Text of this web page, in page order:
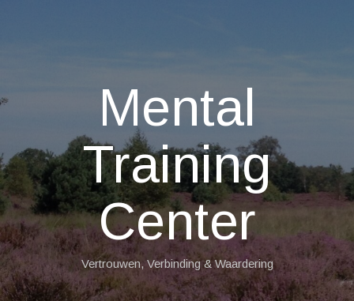
Mental
Training
Center
Vertrouwen, Verbinding & Waardering